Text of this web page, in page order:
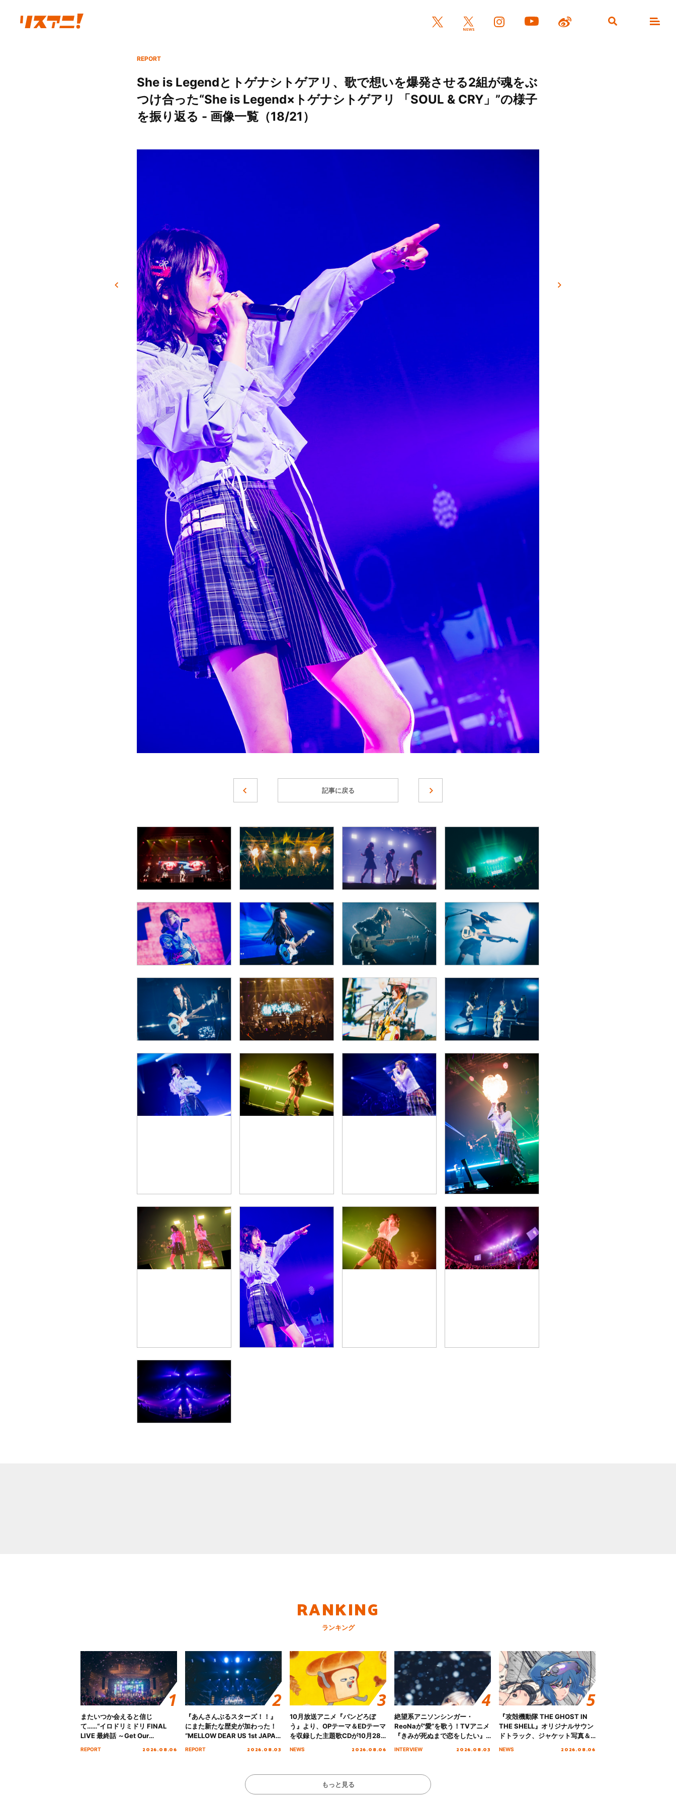
REPORT
She is Legendとトゲナシトゲアリ、歌で想いを爆発させる2組が魂をぶ
つけ合った“She is Legend×トゲナシトゲアリ 「SOUL & CRY」”の様子
を振り返る - 画像一覧（18/21）
記事に戻る
RANKING
ランキング
またいつか会えると信じ
て……“イロドリミドリ FINAL
LIVE 最終話 ～Get Our
REPORT 2026.08.06
『あんさんぶるスターズ！！』
にまた新たな歴史が加わった！
“MELLOW DEAR US 1st JAPAN
REPORT 2026.08.03
10月放送アニメ『パンどろぼ
う』より、OPテーマ＆EDテーマ
を収録した主題歌CDが10月28
NEWS 2026.08.06
絶望系アニソンシンガー・
ReoNaが“愛”を歌う！TVアニメ
『きみが死ぬまで恋をしたい』
INTERVIEW 2026.08.03
『攻殻機動隊 THE GHOST IN
THE SHELL』オリジナルサウン
ドトラック、ジャケット写真＆
NEWS 2026.08.06
もっと見る